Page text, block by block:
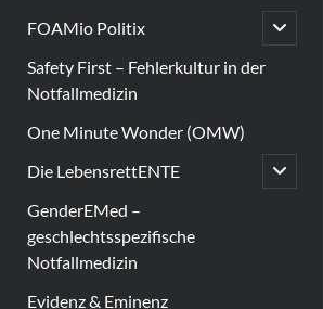
FOAMio Politix
open
child
Safety First – Fehlerkultur in der
Notfallmedizin
One Minute Wonder (OMW)
Die LebensrettENTE
open
child
GenderEMed –
geschlechtsspezifische
Notfallmedizin
Evidenz & Eminenz